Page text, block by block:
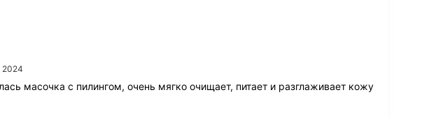
2024
масочка с пилингом, очень мягко очищает, питает и разглаживает кожу